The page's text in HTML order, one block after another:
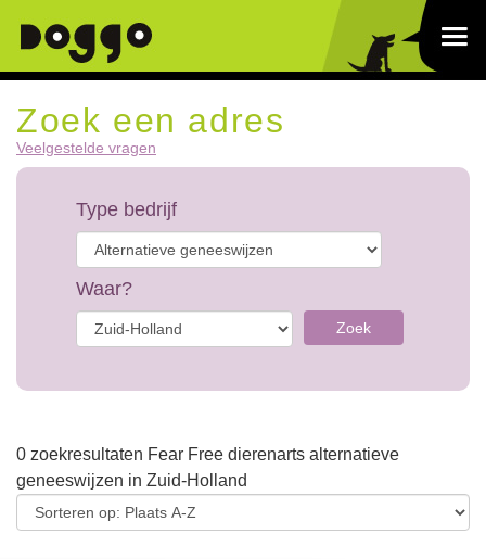
Zoek een adres
Veelgestelde vragen
Type bedrijf
Waar?
Zoek
0 zoekresultaten Fear Free dierenarts alternatieve
geneeswijzen in Zuid-Holland